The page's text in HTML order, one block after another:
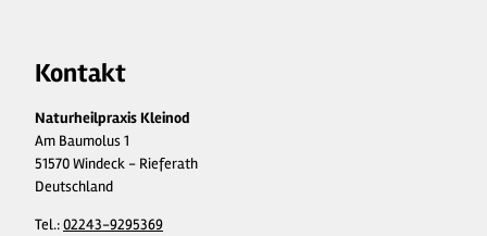
Kontakt
Naturheilpraxis Kleinod
Am Baumolus 1
51570 Windeck - Rieferath
Deutschland
Tel.:02243-9295369